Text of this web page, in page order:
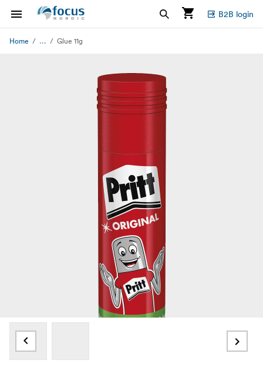
B2B login
Home ... Glue 11g